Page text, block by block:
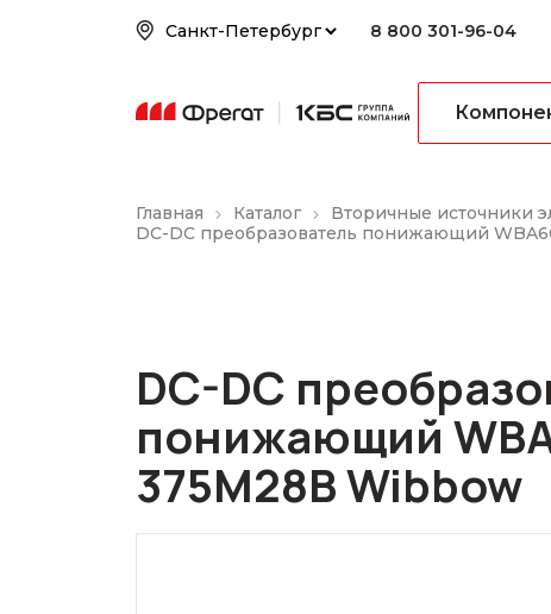
8 800 301-96-04
Главная Каталог Вторичные источники
DC-DC преобразователь понижающий
DC-DC
понижающий
375M28B Wibbow